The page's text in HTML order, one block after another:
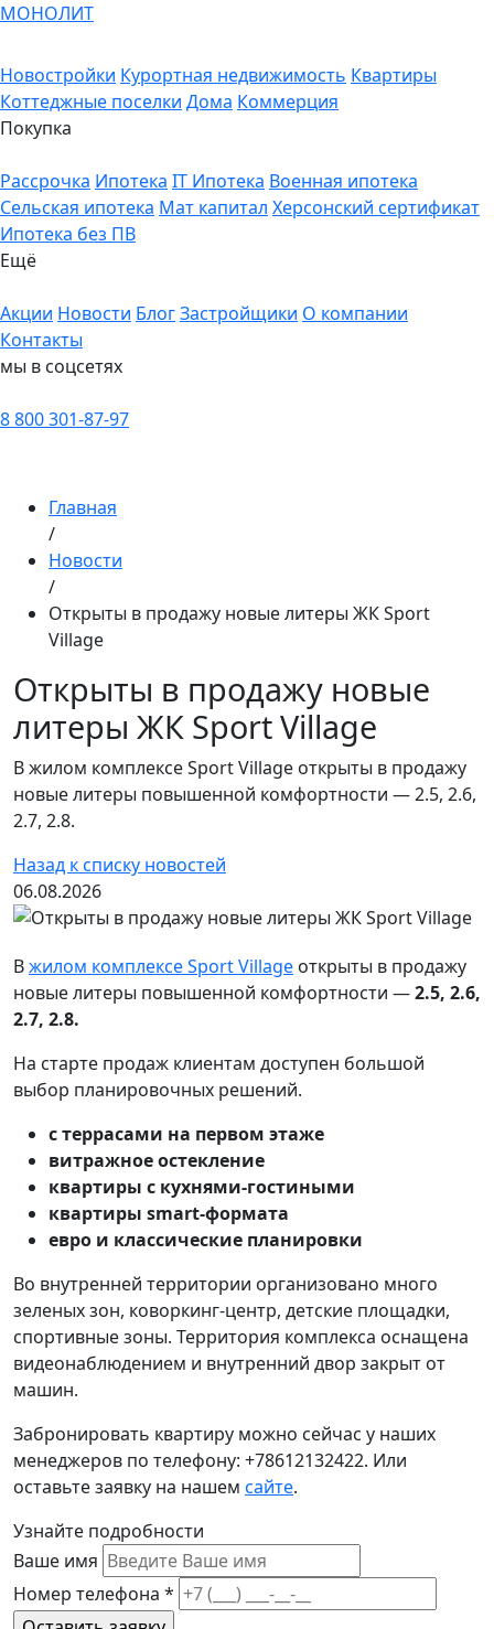
МОНОЛИТ
Новостройки Курортная недвижимость Квартиры
Коттеджные поселки Дома Коммерция
Покупка
Рассрочка Ипотека IT Ипотека Военная ипотека
Сельская ипотека Мат капитал Херсонский сертификат
Ипотека без ПВ
Ещё
Акции Новости БлогЗастройщики О компании
Контакты
мы в соцсетях
8 800 301-87-97
Главная
/
Новости
/
Открыты в продажу новые литеры ЖК Sport
Village
Открыты в продажу новые
литеры ЖК Sport Village
В жилом комплексе Sport Village открыты в продажу
новые литеры повышенной комфортности — 2.5, 2.6,
2.7, 2.8.
Назад к списку новостей
06.08.2026
Вжилом комплексе Sport Village открыты в продажу
новые литеры повышенной комфортности —2.5, 2.6,
2.7, 2.8.
На старте продаж клиентам доступен большой
выбор планировочных решений.
с террасами на первом этаже
витражное остекление
квартиры с кухнями-гостиными
квартиры smart-формата
евро и классические планировки
Во внутренней территории организовано много
зеленых зон, коворкинг-центр, детские площадки,
спортивные зоны. Территория комплекса оснащена
видеонаблюдением и внутренний двор закрыт от
машин.
Забронировать квартиру можно сейчас у наших
менеджеров по телефону: +78612132422. Или
оставьте заявку на нашем сайте.
Узнайте подробности
Ваше имя
Номер телефона *